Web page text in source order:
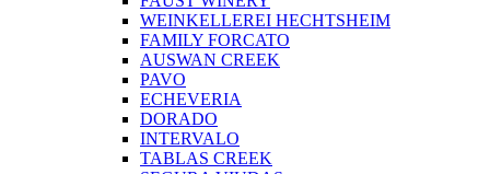
WEINKELLEREI HECHTSHEIM
FAMILY FORCATO
AUSWAN CREEK
PAVO
ECHEVERIA
DORADO
INTERVALO
TABLAS CREEK